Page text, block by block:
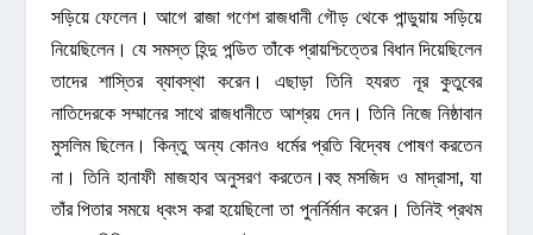
সড়িয়ে ফেলেন। আগে রাজা গণেশ রাজধানী গৌড় থেকে পান্ডুয়ায় সড়িয়ে
নিয়েছিলেন। যে সমস্ত হিন্দু পন্ডিত তাঁকে প্রায়শ্চিত্তের বিধান দিয়েছিলেন
তাদের শাস্তির ব্যাবস্থা করেন। এছাড়া তিনি হযরত নূর কুতুবের
নাতিদেরকে সম্মানের সাথে রাজধানীতে আশ্রয় দেন। তিনি নিজে নিষ্ঠাবান
মুসলিম ছিলেন। কিন্তু অন্য কোনও ধর্মের প্রতি বিদ্বেষ পোষণ করতেন
না। তিনি হানাফী মাজহাব অনুসরণ করতেন।বহু মসজিদ ও মাদ্রাসা, যা
তাঁর পিতার সময়ে ধ্বংস করা হয়েছিলো তা পুনর্নির্মান করেন। তিনিই প্রথম